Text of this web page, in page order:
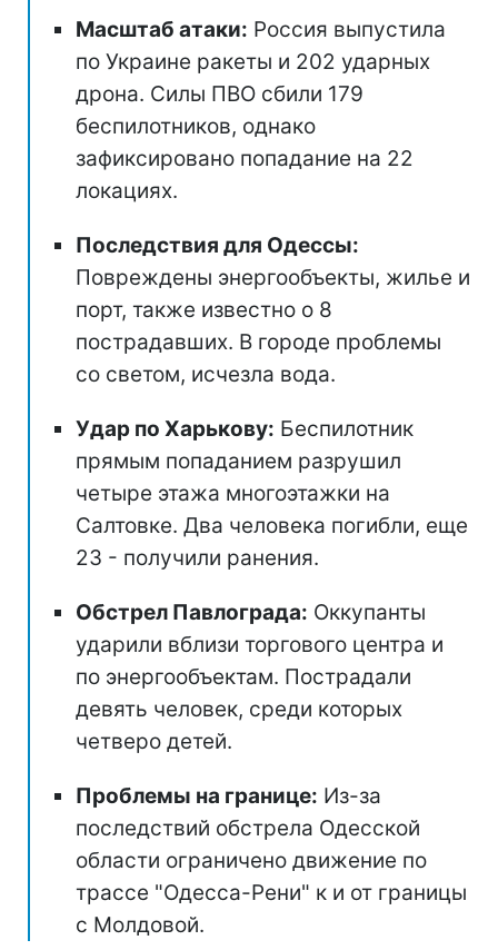
Масштаб атаки: Россия выпустила
по Украине ракеты и 202 ударных
дрона. Силы ПВО сбили 179
беспилотников, однако
зафиксировано попадание на 22
локациях.
Последствия для Одессы:
Повреждены энергообъекты, жилье и
порт, также известно о 8
пострадавших. В городе проблемы
со светом, исчезла вода.
Удар по Харькову: Беспилотник
прямым попаданием разрушил
четыре этажа многоэтажки на
Салтовке. Два человека погибли, еще
23 - получили ранения.
Обстрел Павлограда: Оккупанты
ударили вблизи торгового центра и
по энергообъектам. Пострадали
девять человек, среди которых
четверо детей.
Проблемы на границе: Из-за
последствий обстрела Одесской
области ограничено движение по
трассе "Одесса-Рени" к и от границы
с Молдовой.